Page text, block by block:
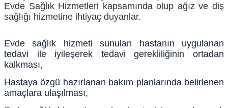
Evde Sağlık Hizmetleri kapsamında olup ağız ve diş
sağlığı hizmetine ihtiyaç duyanlar.
Evde sağlık hizmeti sunulan hastanın uygulanan
tedavi ile iyileşerek tedavi gerekliliğinin ortadan
kalkması,
Hastaya özgü hazırlanan bakım planlarında belirlenen
amaçlara ulaşılması,